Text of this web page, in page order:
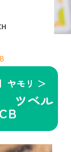
ヤモリ ＞
ツベル